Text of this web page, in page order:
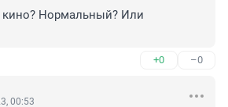
кино? Нормальный? Или
+0 –0
00:53